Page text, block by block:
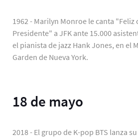
1962 - Marilyn Monroe le canta "Feliz
Presidente" a JFK ante 15.000
el pianista de jazz Hank Jones, en el
Garden de Nueva York.
18 de mayo
2018 - El grupo de K-pop BTS lanza